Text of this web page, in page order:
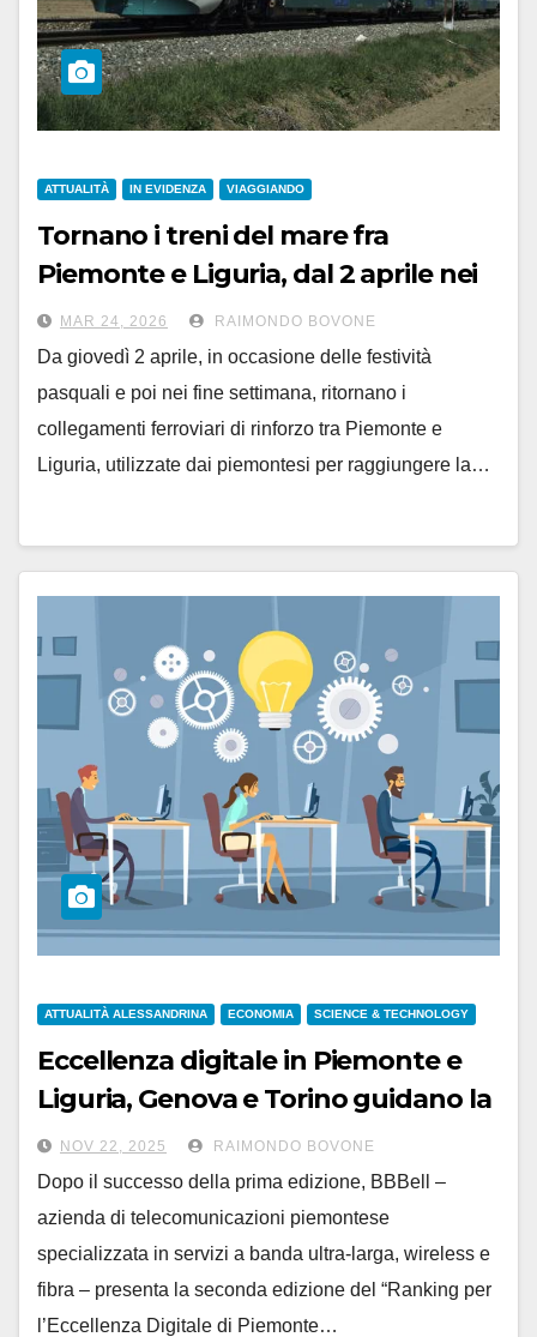
ATTUALITÀ IN EVIDENZA VIAGGIANDO
Tornano i treni del mare fra
Piemonte e Liguria, dal 2 aprile nei
fine settimana
MAR 24, 2026 RAIMONDO BOVONE
Da giovedì 2 aprile, in occasione delle festività
pasquali e poi nei fine settimana, ritornano i
collegamenti ferroviari di rinforzo tra Piemonte e
Liguria, utilizzate dai piemontesi per raggiungere la…
ATTUALITÀ ALESSANDRINA ECONOMIA SCIENCE & TECHNOLOGY
Eccellenza digitale in Piemonte e
Liguria, Genova e Torino guidano la
classifica 2025
NOV 22, 2025 RAIMONDO BOVONE
Dopo il successo della prima edizione, BBBell –
azienda di telecomunicazioni piemontese
specializzata in servizi a banda ultra-larga, wireless e
fibra – presenta la seconda edizione del “Ranking per
l’Eccellenza Digitale di Piemonte…